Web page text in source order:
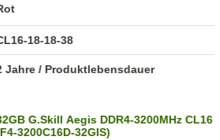
18-18-38
Jahre / Produktlebensdauer
G.Skill Aegis DDR4-3200MHz CL16
3200C16D-32GIS)